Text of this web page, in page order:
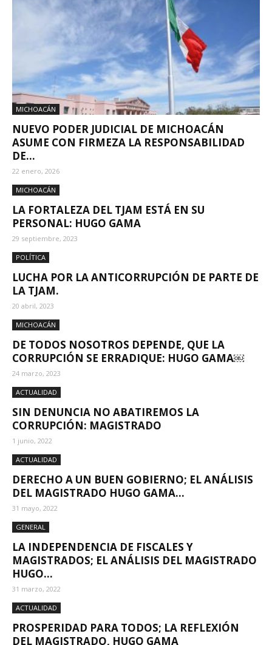
MICHOACÁN
NUEVO PODER JUDICIAL DE MICHOACÁN
ASUME CON FIRMEZA LA RESPONSABILIDAD
DE...
22 enero, 2026
MICHOACÁN
LA FORTALEZA DEL TJAM ESTÁ EN SU
PERSONAL: HUGO GAMA
29 septiembre, 2023
POLÍTICA
LUCHA POR LA ANTICORRUPCIÓN DE PARTE DE
LA TJAM.
20 abril, 2023
MICHOACÁN
DE TODOS NOSOTROS DEPENDE, QUE LA
CORRUPCIÓN SE ERRADIQUE: HUGO GAMA￼
24 marzo, 2023
ACTUALIDAD
SIN DENUNCIA NO ABATIREMOS LA
CORRUPCIÓN: MAGISTRADO
1 junio, 2022
ACTUALIDAD
DERECHO A UN BUEN GOBIERNO; EL ANÁLISIS
DEL MAGISTRADO HUGO GAMA...
31 mayo, 2022
GENERAL
LA INDEPENDENCIA DE FISCALES Y
MAGISTRADOS; EL ANÁLISIS DEL MAGISTRADO
HUGO...
31 marzo, 2022
ACTUALIDAD
PROSPERIDAD PARA TODOS; LA REFLEXIÓN
DEL MAGISTRADO, HUGO GAMA